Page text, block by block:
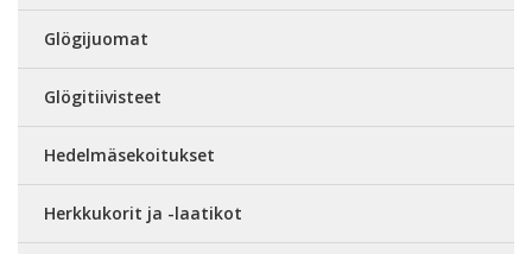
Glögijuomat
Glögitiivisteet
Hedelmäsekoitukset
Herkkukorit ja -laatikot